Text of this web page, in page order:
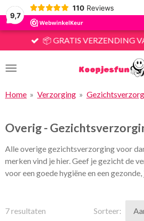
9,7
110 Reviews
📦 GRATIS VERZENDING
Home » Verzorging »
Overig -
Alle overige gezichtsverzorging voor
merken vind je hier. Geef je gezicht de
voor een goede hygiëne en een
7 resultaten Sorteer: